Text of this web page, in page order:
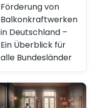
Förderung von
Balkonkraftwerken
in Deutschland –
Ein Überblick für
alle Bundesländer